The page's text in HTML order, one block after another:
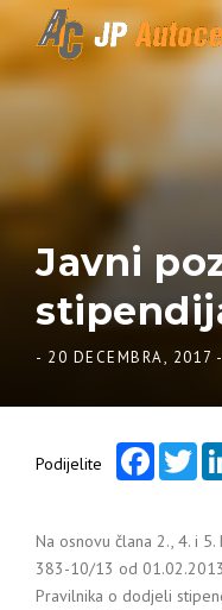
Skip to content
Javni
- 20 DECEMBRA, 2017 -
Podijelite
Facebook
Na osnovu člana 2., 4. i
383-10/13 od
Pravilnika o dodjeli